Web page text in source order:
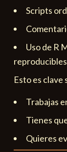
Scripts
Uso de R
reproducibles
Esto es clave
Trabajas
Tienes
Quieres